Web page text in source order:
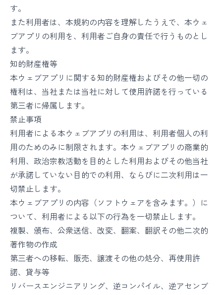
す。
また利用者は、本規約の内容を理解したうえで、本ウェ
ブアプリの利用を、利用者ご自身の責任で行うものとし
ます。
知的財産権等
本ウェブアプリに関する知的財産権およびその他一切の
権利は、当社または当社に対して使用許諾を行っている
第三者に帰属します。
禁止事項
利用者による本ウェブアプリの利用は、利用者個人の利
用のためのみに制限されます。本ウェブアプリの商業的
利用、政治宗教活動を目的とした利用およびその他当社
が承諾していない目的での利用、ならびに二次利用は一
切禁止します。
本ウェブアプリの内容（ソフトウェアを含みます。）に
ついて、利用者による以下の行為を一切禁止します。
複製、頒布、公衆送信、改変、翻案、翻訳その他二次的
著作物の作成
第三者への移転、販売、譲渡その他の処分、再使用許
諾、貸与等
リバースエンジニアリング、逆コンパイル、逆アセンブ